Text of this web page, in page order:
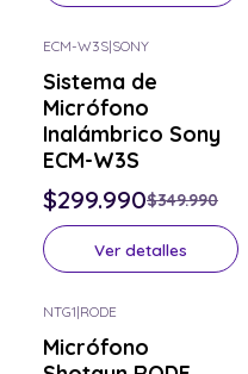
Consulta por el tuyo
ECM-W3S|SONY
Sistema de
Micrófono
Inalámbrico Sony
ECM-W3S
$299.990$349.990
Ver detalles
NTG1|RODE
Micrófono